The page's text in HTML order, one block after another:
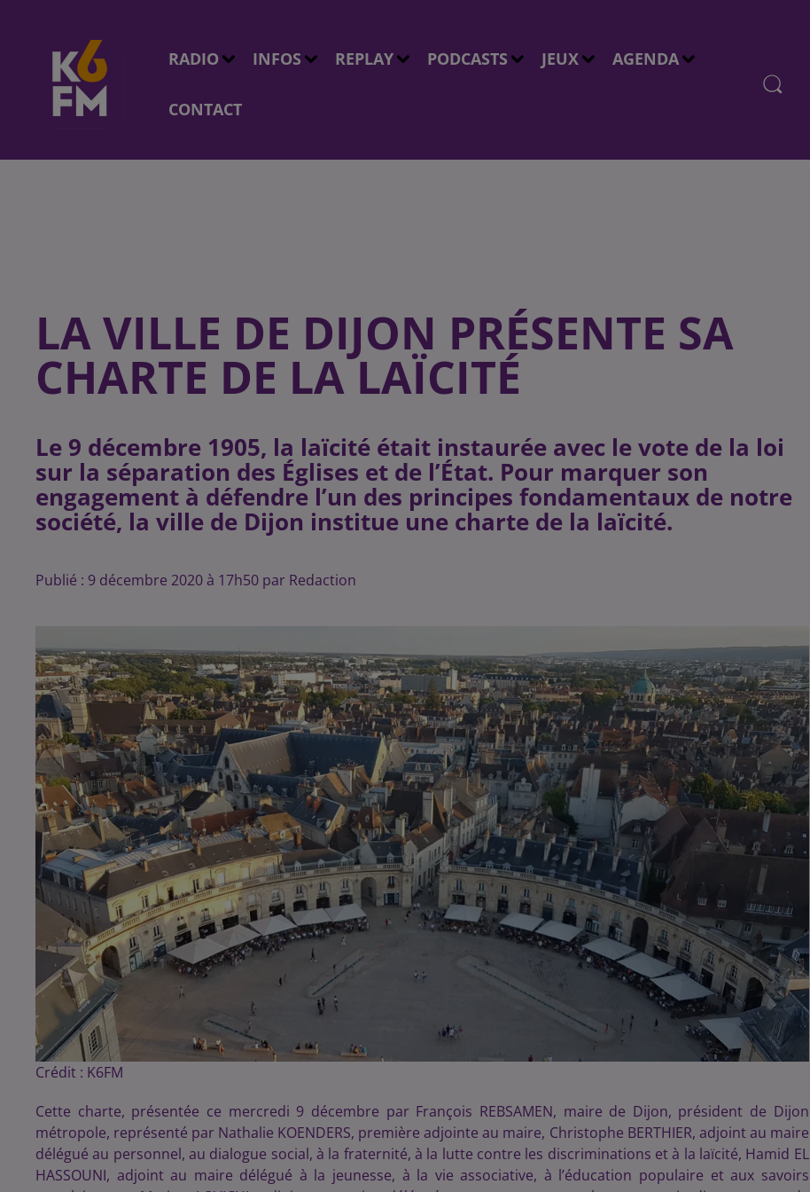
RADIO INFOS REPLAY PODCASTS JEUX AGENDA
CONTACT
LA VILLE DE DIJON PRÉSENTE SA
CHARTE DE LA LAÏCITÉ
Le 9 décembre 1905, la laïcité était instaurée avec le vote de la loi
sur la séparation des Églises et de l’État. Pour marquer son
engagement à défendre l’un des principes fondamentaux de notre
société, la ville de Dijon institue une charte de la laïcité.
Publié : 9 décembre 2020 à 17h50 par Redaction
Crédit : K6FM
Cette charte, présentée ce mercredi 9 décembre par François REBSAMEN, maire de Dijon, président de Dijon
métropole, représenté par Nathalie KOENDERS, première adjointe au maire, Christophe BERTHIER, adjoint au maire
délégué au personnel, au dialogue social, à la fraternité, à la lutte contre les discriminations et à la laïcité, Hamid EL
HASSOUNI, adjoint au maire délégué à la jeunesse, à la vie associative, à l’éducation populaire et aux savoirs